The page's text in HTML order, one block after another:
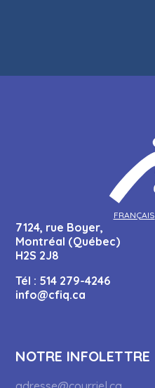
FRANÇAIS
7124, rue Boyer,
Montréal (Québec)
H2S 2J8
Tél : 514 279-4246
info@cfiq.ca
NOTRE INFOLETTRE